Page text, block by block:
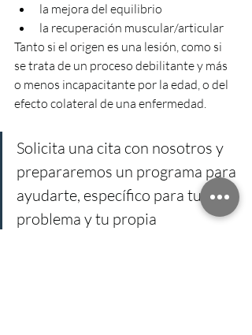
la mejora del equilibrio
la recuperación muscular/articular
Tanto si el origen es una lesión, como si
se trata de un proceso debilitante y más
o menos incapacitante por la edad, o del
efecto colateral de una enfermedad.
Solicita una cita con nosotros y
prepararemos un programa para
ayudarte, específico para tu
problema y tu propia